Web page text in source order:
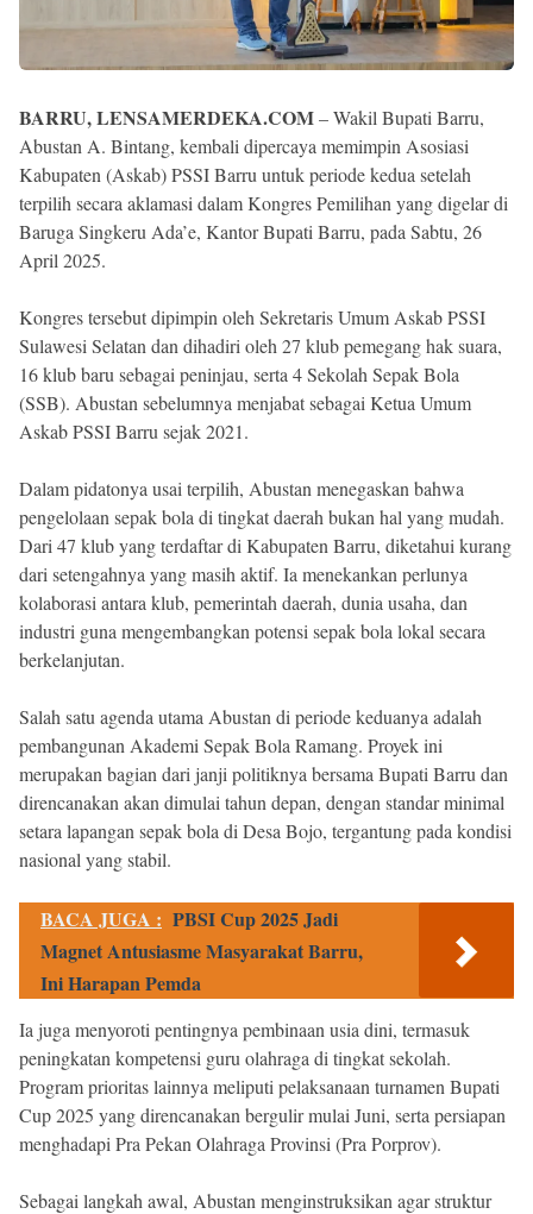
BARRU, LENSAMERDEKA.COM– Wakil Bupati Barru,
Abustan A. Bintang, kembali dipercaya memimpin Asosiasi
Kabupaten (Askab) PSSI Barru untuk periode kedua setelah
terpilih secara aklamasi dalam Kongres Pemilihan yang digelar di
Baruga Singkeru Ada’e, Kantor Bupati Barru, pada Sabtu, 26
April 2025.
Kongres tersebut dipimpin oleh Sekretaris Umum Askab PSSI
Sulawesi Selatan dan dihadiri oleh 27 klub pemegang hak suara,
16 klub baru sebagai peninjau, serta 4 Sekolah Sepak Bola
(SSB). Abustan sebelumnya menjabat sebagai Ketua Umum
Askab PSSI Barru sejak 2021.
Dalam pidatonya usai terpilih, Abustan menegaskan bahwa
pengelolaan sepak bola di tingkat daerah bukan hal yang mudah.
Dari 47 klub yang terdaftar di Kabupaten Barru, diketahui kurang
dari setengahnya yang masih aktif. Ia menekankan perlunya
kolaborasi antara klub, pemerintah daerah, dunia usaha, dan
industri guna mengembangkan potensi sepak bola lokal secara
berkelanjutan.
Salah satu agenda utama Abustan di periode keduanya adalah
pembangunan Akademi Sepak Bola Ramang. Proyek ini
merupakan bagian dari janji politiknya bersama Bupati Barru dan
direncanakan akan dimulai tahun depan, dengan standar minimal
setara lapangan sepak bola di Desa Bojo, tergantung pada kondisi
nasional yang stabil.
BACA JUGA : PBSI Cup 2025 Jadi
Magnet Antusiasme Masyarakat Barru,
Ini Harapan Pemda
Ia juga menyoroti pentingnya pembinaan usia dini, termasuk
peningkatan kompetensi guru olahraga di tingkat sekolah.
Program prioritas lainnya meliputi pelaksanaan turnamen Bupati
Cup 2025 yang direncanakan bergulir mulai Juni, serta persiapan
menghadapi Pra Pekan Olahraga Provinsi (Pra Porprov).
Sebagai langkah awal, Abustan menginstruksikan agar struktur